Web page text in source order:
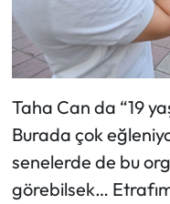
Taha Can da “19
Burada çok
senelerde de bu
görebilsek…